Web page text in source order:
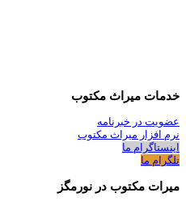
خدمات میراث مکتوب
عضویت در خبرنامه
نرم افزار میراث مکتوب
اینستاگرام ما
تلگرام ما
میرات مکتوب در نورمگز